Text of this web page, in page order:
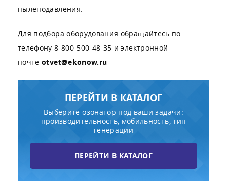
пылеподавления.
Для подбора оборудования обращайтесь по
телефону 8-800-500-48-35 и электронной
почтеotvet@ekonow.ru
ПЕРЕЙТИ В КАТАЛОГ
Выберите озонатор под ваши задачи:
производительность, мобильность, тип
генерации
ПЕРЕЙТИ В КАТАЛОГ